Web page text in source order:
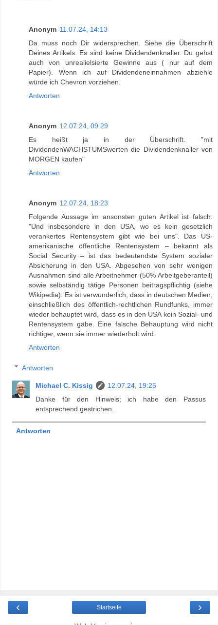
Anonym 11.07.24, 14:13
Da muss noch Dir widersprechen. Siehe die Überschrift
Deines Artikels. Es sind keine Dividendenknaller. Du gehst
auch von unrealielsierte Gewinne aus ( nur auf dem
Papier). Wenn ich auf Dividendeneinnahmen abziehle
würde ich Chevron vorziehen.
Antworten
Anonym 12.07.24, 09:29
Es heißt ja in der Überschrift. "mit
DividendenWACHSTUMSwerten die Dividendenknaller von
MORGEN kaufen"
Antworten
Anonym 12.07.24, 18:23
Folgende Aussage im ansonsten guten Artikel ist falsch:
"Und insbesondere in den USA, wo es kein gesetzlich
verankertes Rentensystem gibt wie bei uns". Das US-
amerikanische öffentliche Rentensystem – bekannt als
Social Security – ist das bedeutendste System sozialer
Absicherung in den USA. Abgesehen von sehr wenigen
Ausnahmen sind alle Arbeitnehmer (50% Arbeitgeberanteil)
sowie selbständig tätige Personen beitragspflichtig (siehe
Wikipedia). Es ist verwunderlich, dass in deutschen Medien,
einschließlich des öffentlich-rechtlichen Rundfunks, immer
wieder behauptet wird, dass es in den USA kein Sozial- und
Rentensystem gäbe. Eine falsche Behauptung wird nicht
richtiger, wenn sie immer wiederholt wird.
Antworten
Antworten
Michael C. Kissig
12.07.24, 19:25
Danke für den Hinweis; ich habe den Passus
entsprechend gestrichen.
Antworten
‹ ›
Startseite